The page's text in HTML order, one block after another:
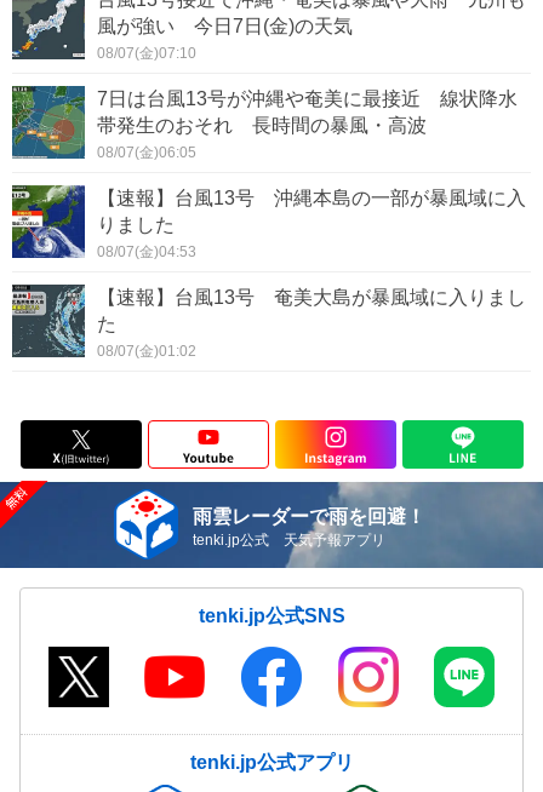
風が強い 今日7日(金)の天気
08/07(金)07:10
7日は台風13号が沖縄や奄美に最接近 線状降水
帯発生のおそれ 長時間の暴風・高波
08/07(金)06:05
【速報】台風13号 沖縄本島の一部が暴風域に入
りました
08/07(金)04:53
【速報】台風13号 奄美大島が暴風域に入りまし
た
08/07(金)01:02
雨雲レーダーで雨を回避！
tenki.jp公式 天気予報アプリ
tenki.jp公式SNS
tenki.jp公式アプリ